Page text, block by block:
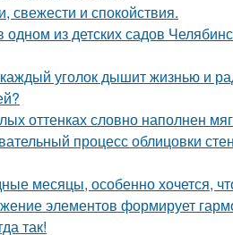
свежести и спокойствия.
одном из детских садов
уголок дышит жизнью и
оттенках словно наполнен
процесс облицовки
месяцы, особенно хочется,
элементов формирует
так!